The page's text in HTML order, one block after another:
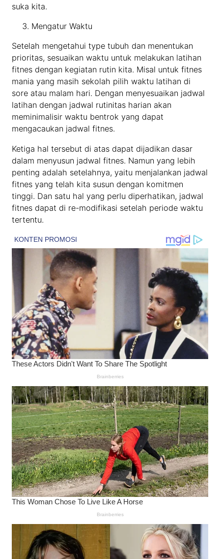
suka kita.
Mengatur Waktu
Setelah mengetahui type tubuh dan menentukan
prioritas, sesuaikan waktu untuk melakukan latihan
fitnes dengan kegiatan rutin kita. Misal untuk fitnes
mania yang masih sekolah pilih waktu latihan di
sore atau malam hari. Dengan menyesuaikan jadwal
latihan dengan jadwal rutinitas harian akan
meminimalisir waktu bentrok yang dapat
mengacaukan jadwal fitnes.
Ketiga hal tersebut di atas dapat dijadikan dasar
dalam menyusun jadwal fitnes. Namun yang lebih
penting adalah setelahnya, yaitu menjalankan jadwal
fitnes yang telah kita susun dengan komitmen
tinggi. Dan satu hal yang perlu diperhatikan, jadwal
fitnes dapat di re-modifikasi setelah periode waktu
tertentu.